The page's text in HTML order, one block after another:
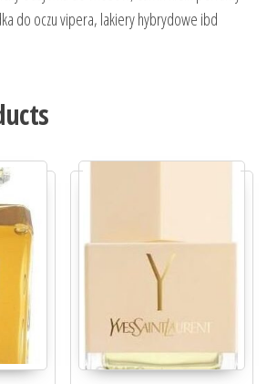
do oczu vipera, lakiery hybrydowe ibd